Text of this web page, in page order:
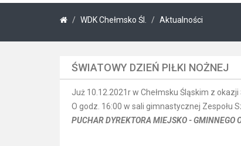
WDK Chełmsko Śl. Aktualności
ŚWIATOWY DZIEŃ PIŁKI NOŻNEJ
Już 10.12.2021r w Chełmsku Śląskim z
O godz. 16:00 w sali gimnastycznej Zespołu
PUCHAR DYREKTORA MIEJSKO - GMINNEGO